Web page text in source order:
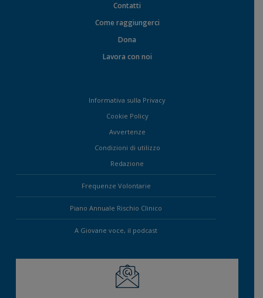
Contatti
Come raggiungerci
Dona
Lavora con noi
Informativa sulla Privacy
Cookie Policy
Avvertenze
Condizioni di utilizzo
Redazione
Frequenze Volontarie
Piano Annuale Rischio Clinico
A Giovane voce, il podcast